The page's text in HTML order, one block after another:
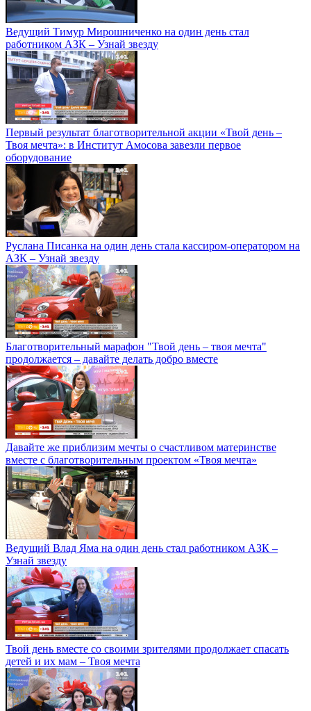
Ведущий Тимур Мирошниченко на один день стал
работником АЗК – Узнай звезду
Первый результат благотворительной акции «Твой день –
Твоя мечта»: в Институт Амосова завезли первое
оборудование
Руслана Писанка на один день стала кассиром-оператором на
АЗК – Узнай звезду
Благотворительный марафон "Твой день – твоя мечта"
продолжается – давайте делать добро вместе
Давайте же приблизим мечты о счастливом материнстве
вместе с благотворительным проектом «Твоя мечта»
Ведущий Влад Яма на один день стал работником АЗК –
Узнай звезду
Твой день вместе со своими зрителями продолжает спасать
детей и их мам – Твоя мечта